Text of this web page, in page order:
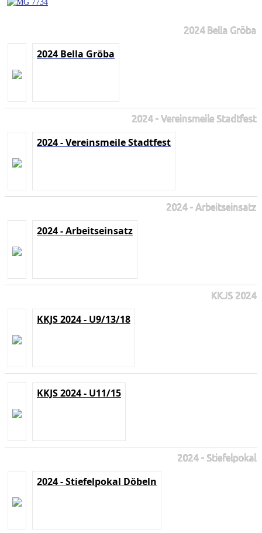
2024 Bella Gröba
2024 Bella Gröba
2024 - Vereinsmeile Stadtfest
2024 - Vereinsmeile Stadtfest
2024 - Arbeitseinsatz
2024 - Arbeitseinsatz
KKJS 2024
KKJS 2024 - U9/13/18
KKJS 2024 - U11/15
2024 - Stiefelpokal
2024 - Stiefelpokal Döbeln